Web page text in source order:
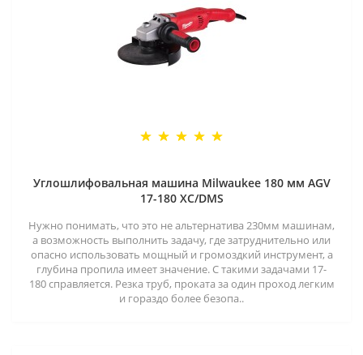
Углошлифовальная машина Milwaukee 180 мм AGV
17-180 XC/DMS
Нужно понимать, что это не альтернатива 230мм машинам,
а возможность выполнить задачу, где затруднительно или
опасно использовать мощный и громоздкий инструмент, а
глубина пропила имеет значение. С такими задачами 17-
180 справляется. Резка труб, проката за один проход легким
и гораздо более безопа..